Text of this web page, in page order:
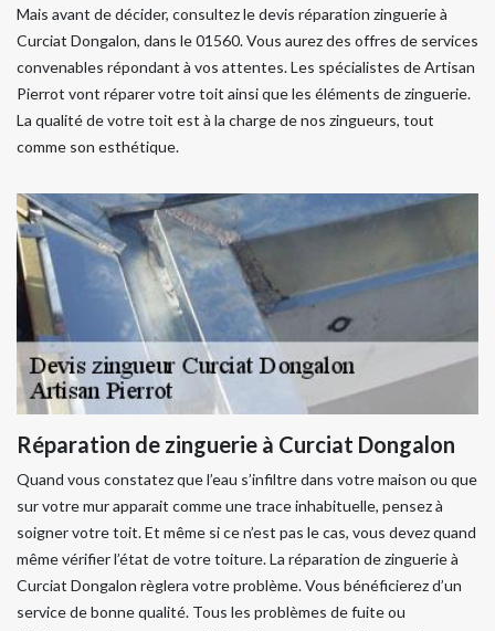
Mais avant de décider, consultez le devis réparation zinguerie à
Curciat Dongalon, dans le 01560. Vous aurez des offres de services
convenables répondant à vos attentes. Les spécialistes de Artisan
Pierrot vont réparer votre toit ainsi que les éléments de zinguerie.
La qualité de votre toit est à la charge de nos zingueurs, tout
comme son esthétique.
Réparation de zinguerie à Curciat Dongalon
Quand vous constatez que l’eau s’infiltre dans votre maison ou que
sur votre mur apparait comme une trace inhabituelle, pensez à
soigner votre toit. Et même si ce n’est pas le cas, vous devez quand
même vérifier l’état de votre toiture. La réparation de zinguerie à
Curciat Dongalon règlera votre problème. Vous bénéficierez d’un
service de bonne qualité. Tous les problèmes de fuite ou